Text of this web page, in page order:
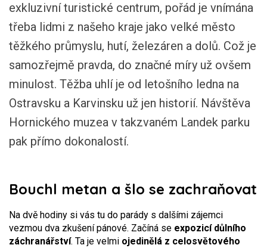
exkluzivní turistické centrum, pořád je vnímána
třeba lidmi z našeho kraje jako velké město
těžkého průmyslu, hutí, železáren a dolů. Což je
samozřejmě pravda, do značné míry už ovšem
minulost. Těžba uhlí je od letošního ledna na
Ostravsku a Karvinsku už jen historií. Návštěva
Hornického muzea v takzvaném Landek parku
pak přímo dokonalostí.
Bouchl metan a šlo se zachraňovat
Na dvě hodiny si vás tu do parády s dalšími zájemci
vezmou dva zkušení pánové. Začíná se expozicí důlního
záchranářství. Ta je velmi ojedinělá z celosvětového